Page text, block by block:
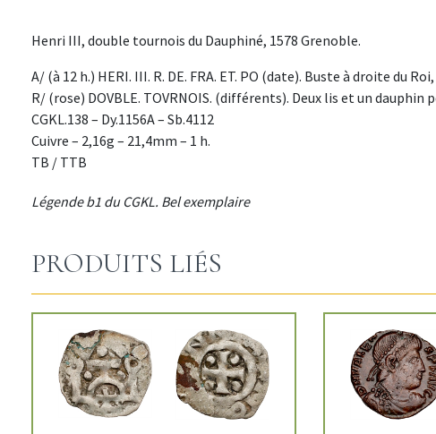
Henri III, double tournois du Dauphiné, 1578 Grenoble.
A/ (à 12 h.) HERI. III. R. DE. FRA. ET. PO (date). Buste à droite du
R/ (rose) DOVBLE. TOVRNOIS. (différents). Deux lis et un
CGKL.138 – Dy.1156A – Sb.4112
Cuivre – 2,16g – 21,4mm – 1 h.
TB / TTB
Légende b1 du CGKL. Bel exemplaire
PRODUITS LIÉS